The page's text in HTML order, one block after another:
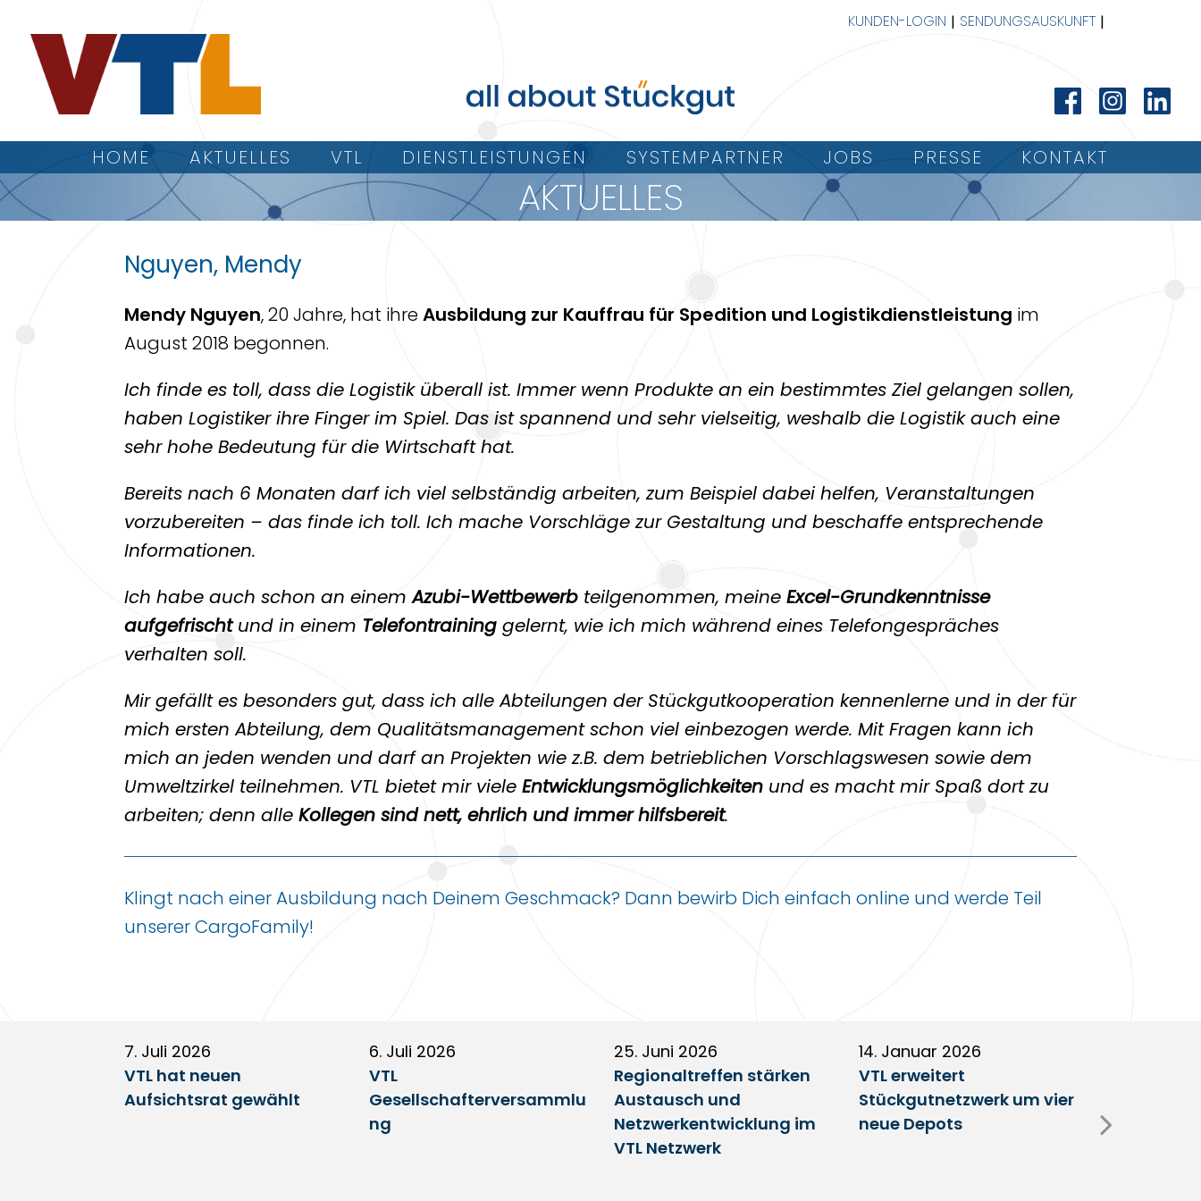
KUNDEN-LOGIN SENDUNGSAUSKUNFT
HOME AKTUELLES VTL DIENSTLEISTUNGEN SYSTEMPARTNER JOBS PRESSE KONTAKT
AKTUELLES
Nguyen, Mendy
Mendy Nguyen, 20 Jahre, hat ihreAusbildung zur Kauffrau für Spedition und Logistikdienstleistung im
August 2018 begonnen.
Ich finde es toll, dass die Logistik überall ist. Immer wenn Produkte an ein bestimmtes Ziel gelangen sollen,
haben Logistiker ihre Finger im Spiel. Das ist spannend und sehr vielseitig, weshalb die Logistik auch eine
sehr hohe Bedeutung für die Wirtschaft hat.
Bereits nach 6 Monaten darf ich viel selbständig arbeiten, zum Beispiel dabei helfen, Veranstaltungen
vorzubereiten – das finde ich toll. Ich mache Vorschläge zur Gestaltung und beschaffe entsprechende
Informationen.
Ich habe auch schon an einemAzubi-Wettbewerb teilgenommen, meineExcel-Grundkenntnisse
aufgefrischtund in einem Telefontraining gelernt, wie ich mich während eines Telefongespräches
verhalten soll.
Mir gefällt es besonders gut, dass ich alle Abteilungen der Stückgutkooperation kennenlerne und in der für
mich ersten Abteilung, dem Qualitätsmanagement schon viel einbezogen werde. Mit Fragen kann ich
mich an jeden wenden und darf an Projekten wie z.B. dem betrieblichen Vorschlagswesen sowie dem
Umweltzirkel teilnehmen. VTL bietet mir vieleEntwicklungsmöglichkeiten und es macht mir Spaß dort zu
arbeiten; denn alleKollegen sind nett, ehrlich und immer hilfsbereit.
Klingt nach einer Ausbildung nach Deinem Geschmack? Dann bewirb Dich einfach online und werde Teil
unserer CargoFamily!
7. Juli 2026
VTL hat neuen
Aufsichtsrat gewählt
6. Juli 2026
VTL
Gesellschafterversammlu
ng
25. Juni 2026
Regionaltreffen stärken
Austausch und
Netzwerkentwicklung im
VTL Netzwerk
14. Januar 2026
VTL erweitert
Stückgutnetzwerk um vier
neue Depots